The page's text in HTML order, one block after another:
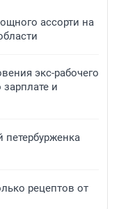
ассорти на
экс-рабочего
и
рецептов от